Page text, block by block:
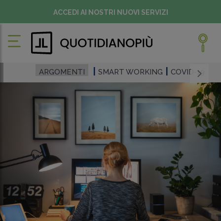
ACCEDI AI NOSTRI NUOVI SERVIZI
ARGOMENTI SMART WORKING COVID-19